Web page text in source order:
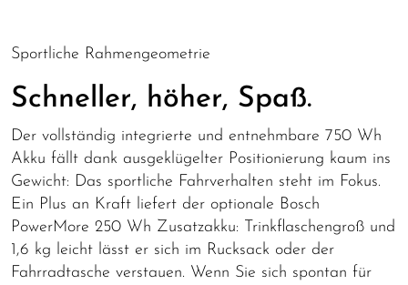
Sportliche Rahmengeometrie
Schneller, höher, Spaß.
Der vollständig integrierte und entnehmbare 750 Wh
Akku fällt dank ausgeklügelter Positionierung kaum ins
Gewicht: Das sportliche Fahrverhalten steht im Fokus.
Ein Plus an Kraft liefert der optionale Bosch
PowerMore 250 Wh Zusatzakku: Trinkflaschengroß und
1,6 kg leicht lässt er sich im Rucksack oder der
Fahrradtasche verstauen. Wenn Sie sich spontan für